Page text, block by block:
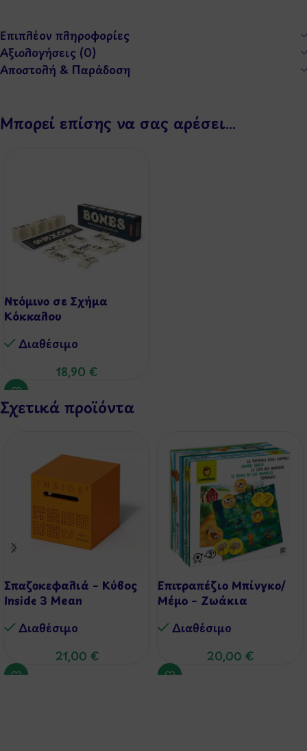
Επιπλέον πληροφορίες
Αξιολογήσεις (0)
Αποστολή & Παράδοση
Μπορεί επίσης να σας αρέσει…
Ντόμινο σε Σχήμα
Κόκκαλου
Διαθέσιμo
18,90 €
Σχετικά προϊόντα
Σπαζοκεφαλιά – Κύβος
Inside 3 Mean
Διαθέσιμo
21,00 €
Επιτραπέζιο Μπίνγκο/
Μέμο – Ζωάκια
Διαθέσιμo
20,00 €